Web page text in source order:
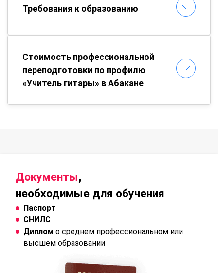
Требования к образованию
Стоимость профессиональной
переподготовки по профилю
«Учитель гитары» в Абакане
Документы,
необходимые для обучения
Паспорт
СНИЛС
Диплом о среднем профессиональном или
высшем образовании